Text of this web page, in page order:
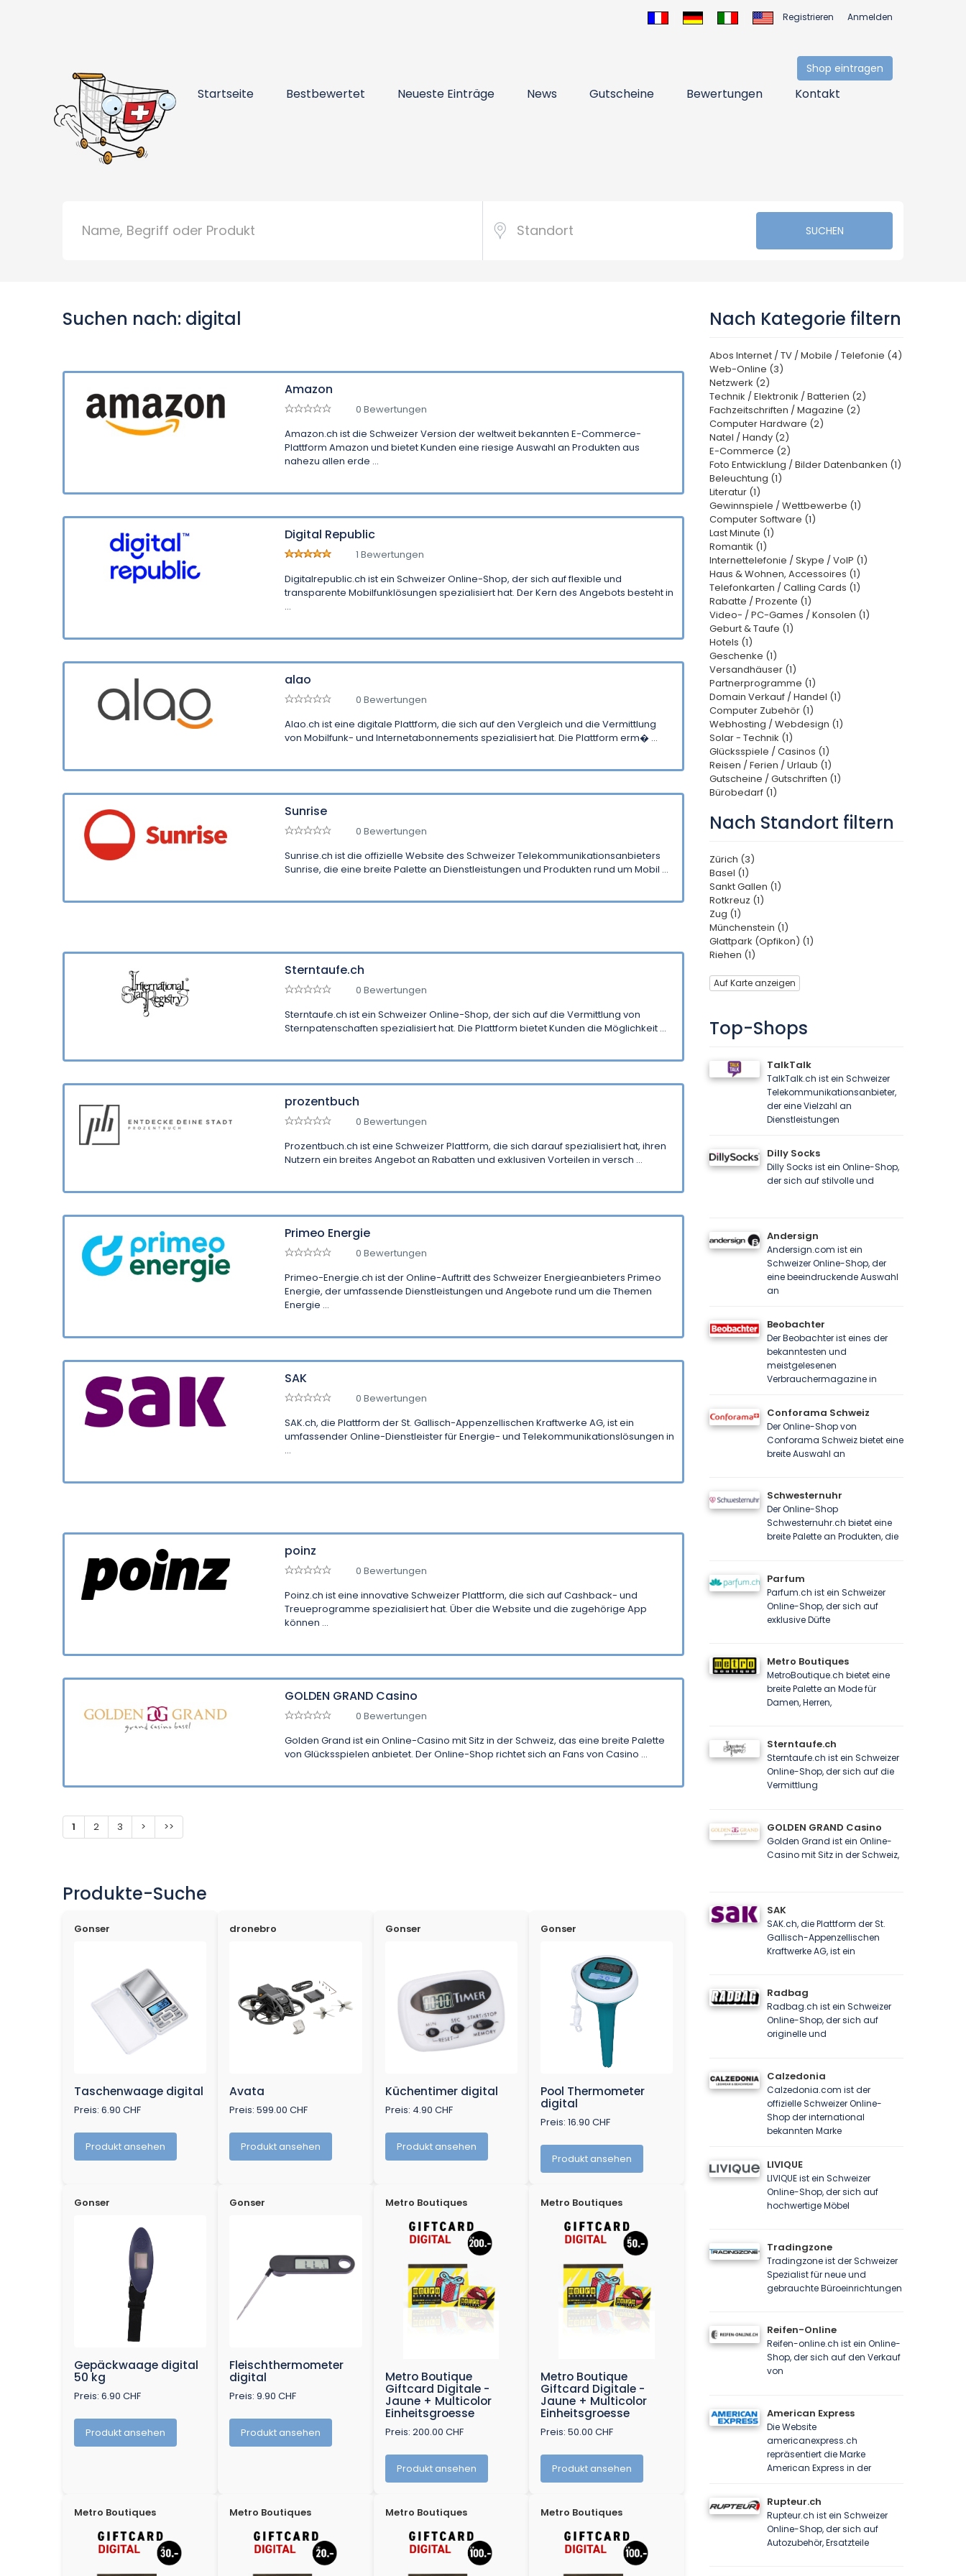
Registrieren Anmelden
Shop eintragen
Startseite Bestbewertet Neueste Einträge News Gutscheine Bewertungen Kontakt
SUCHEN
Suchen nach: digital
Amazon
0 Bewertungen
Amazon.ch ist die Schweizer Version der weltweit bekannten E-Commerce-
Plattform Amazon und bietet Kunden eine riesige Auswahl an Produkten aus
nahezu allen erde ...
Digital Republic
1 Bewertungen
Digitalrepublic.ch ist ein Schweizer Online-Shop, der sich auf flexible und
transparente Mobilfunklösungen spezialisiert hat. Der Kern des Angebots besteht in
...
alao
0 Bewertungen
Alao.ch ist eine digitale Plattform, die sich auf den Vergleich und die Vermittlung
von Mobilfunk- und Internetabonnements spezialisiert hat. Die Plattform erm� ...
Sunrise
0 Bewertungen
Sunrise.ch ist die offizielle Website des Schweizer Telekommunikationsanbieters
Sunrise, die eine breite Palette an Dienstleistungen und Produkten rund um Mobil ...
Sterntaufe.ch
0 Bewertungen
Sterntaufe.ch ist ein Schweizer Online-Shop, der sich auf die Vermittlung von
Sternpatenschaften spezialisiert hat. Die Plattform bietet Kunden die Möglichkeit ...
prozentbuch
0 Bewertungen
Prozentbuch.ch ist eine Schweizer Plattform, die sich darauf spezialisiert hat, ihren
Nutzern ein breites Angebot an Rabatten und exklusiven Vorteilen in versch ...
Primeo Energie
0 Bewertungen
Primeo-Energie.ch ist der Online-Auftritt des Schweizer Energieanbieters Primeo
Energie, der umfassende Dienstleistungen und Angebote rund um die Themen
Energie ...
SAK
0 Bewertungen
SAK.ch, die Plattform der St. Gallisch-Appenzellischen Kraftwerke AG, ist ein
umfassender Online-Dienstleister für Energie- und Telekommunikationslösungen in
...
poinz
0 Bewertungen
Poinz.ch ist eine innovative Schweizer Plattform, die sich auf Cashback- und
Treueprogramme spezialisiert hat. Über die Website und die zugehörige App
können ...
GOLDEN GRAND Casino
0 Bewertungen
Golden Grand ist ein Online-Casino mit Sitz in der Schweiz, das eine breite Palette
von Glücksspielen anbietet. Der Online-Shop richtet sich an Fans von Casino ...
1 2 3 > >>
Produkte-Suche
Gonser
Taschenwaage digital
Preis: 6.90 CHF
Produkt ansehen
dronebro
Avata
Preis: 599.00 CHF
Produkt ansehen
Gonser
Küchentimer digital
Preis: 4.90 CHF
Produkt ansehen
Gonser
Pool Thermometer
digital
Preis: 16.90 CHF
Produkt ansehen
Gonser
Gepäckwaage digital
50 kg
Preis: 6.90 CHF
Produkt ansehen
Gonser
Fleischthermometer
digital
Preis: 9.90 CHF
Produkt ansehen
Metro Boutiques
Metro Boutique
Giftcard Digitale -
Jaune + Multicolor
Einheitsgroesse
Preis: 200.00 CHF
Produkt ansehen
Metro Boutiques
Metro Boutique
Giftcard Digitale -
Jaune + Multicolor
Einheitsgroesse
Preis: 50.00 CHF
Produkt ansehen
Metro Boutiques Metro Boutiques Metro Boutiques Metro Boutiques
Nach Kategorie filtern
Abos Internet / TV / Mobile / Telefonie (4)
Web-Online (3)
Netzwerk (2)
Technik / Elektronik / Batterien (2)
Fachzeitschriften / Magazine (2)
Computer Hardware (2)
Natel / Handy (2)
E-Commerce (2)
Foto Entwicklung / Bilder Datenbanken (1)
Beleuchtung (1)
Literatur (1)
Gewinnspiele / Wettbewerbe (1)
Computer Software (1)
Last Minute (1)
Romantik (1)
Internettelefonie / Skype / VoIP (1)
Haus & Wohnen, Accessoires (1)
Telefonkarten / Calling Cards (1)
Rabatte / Prozente (1)
Video- / PC-Games / Konsolen (1)
Geburt & Taufe (1)
Hotels (1)
Geschenke (1)
Versandhäuser (1)
Partnerprogramme (1)
Domain Verkauf / Handel (1)
Computer Zubehör (1)
Webhosting / Webdesign (1)
Solar - Technik (1)
Glücksspiele / Casinos (1)
Reisen / Ferien / Urlaub (1)
Gutscheine / Gutschriften (1)
Bürobedarf (1)
Nach Standort filtern
Zürich (3)
Basel (1)
Sankt Gallen (1)
Rotkreuz (1)
Zug (1)
Münchenstein (1)
Glattpark (Opfikon) (1)
Riehen (1)
Auf Karte anzeigen
Top-Shops
TalkTalk
TalkTalk.ch ist ein Schweizer
Telekommunikationsanbieter,
der eine Vielzahl an
Dienstleistungen
Dilly Socks
Dilly Socks ist ein Online-Shop,
der sich auf stilvolle und
Andersign
Andersign.com ist ein
Schweizer Online-Shop, der
eine beeindruckende Auswahl
an
Beobachter
Der Beobachter ist eines der
bekanntesten und
meistgelesenen
Verbrauchermagazine in
Conforama Schweiz
Der Online-Shop von
Conforama Schweiz bietet eine
breite Auswahl an
Schwesternuhr
Der Online-Shop
Schwesternuhr.ch bietet eine
breite Palette an Produkten, die
Parfum
Parfum.ch ist ein Schweizer
Online-Shop, der sich auf
exklusive Düfte
Metro Boutiques
MetroBoutique.ch bietet eine
breite Palette an Mode für
Damen, Herren,
Sterntaufe.ch
Sterntaufe.ch ist ein Schweizer
Online-Shop, der sich auf die
Vermittlung
GOLDEN GRAND Casino
Golden Grand ist ein Online-
Casino mit Sitz in der Schweiz,
SAK
SAK.ch, die Plattform der St.
Gallisch-Appenzellischen
Kraftwerke AG, ist ein
Radbag
Radbag.ch ist ein Schweizer
Online-Shop, der sich auf
originelle und
Calzedonia
Calzedonia.com ist der
offizielle Schweizer Online-
Shop der international
bekannten Marke
LIVIQUE
LIVIQUE ist ein Schweizer
Online-Shop, der sich auf
hochwertige Möbel
Tradingzone
Tradingzone ist der Schweizer
Spezialist für neue und
gebrauchte Büroeinrichtungen
Reifen-Online
Reifen-online.ch ist ein Online-
Shop, der sich auf den Verkauf
von
American Express
Die Website
americanexpress.ch
repräsentiert die Marke
American Express in der
Rupteur.ch
Rupteur.ch ist ein Schweizer
Online-Shop, der sich auf
Autozubehör, Ersatzteile